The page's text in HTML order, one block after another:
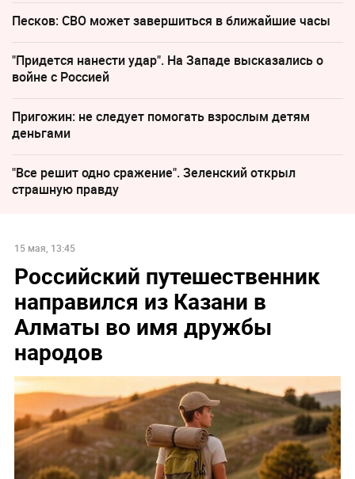
Песков: СВО может завершиться в ближайшие часы
"Придется нанести удар". На Западе высказались о
войне с Россией
Пригожин: не следует помогать взрослым детям
деньгами
"Все решит одно сражение". Зеленский открыл
страшную правду
15 мая, 13:45
Российский путешественник
направился из Казани в
Алматы во имя дружбы
народов